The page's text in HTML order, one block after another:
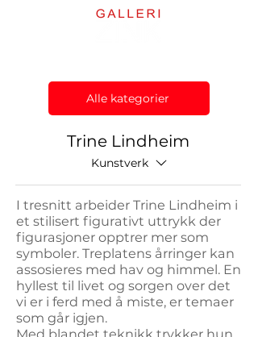
Alle kategorier
Trine Lindheim
Kunstverk
I tresnitt arbeider Trine Lindheim i
et stilisert figurativt uttrykk der
figurasjoner opptrer mer som
symboler. Treplatens årringer kan
assosieres med hav og himmel. En
hyllest til livet og sorgen over det
vi er i ferd med å miste, er temaer
som går igjen.
Med blandet teknikk trykker hun